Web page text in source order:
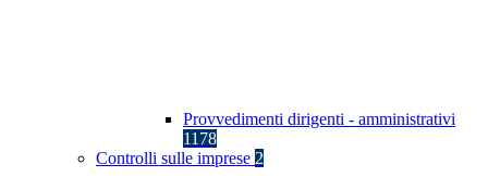
Provvedimenti dirigenti - amministrativi
1178
Controlli sulle imprese 2